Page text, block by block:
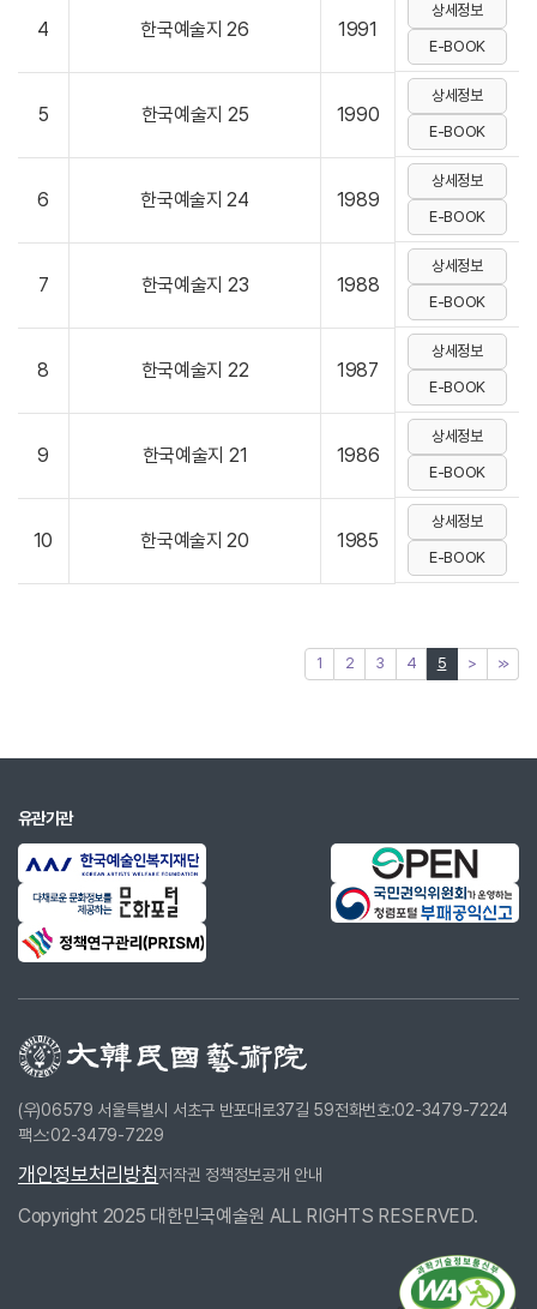
4 한국예술지 26 1991
상세정보
E-BOOK
5 한국예술지 25 1990
상세정보
E-BOOK
6 한국예술지 24 1989
상세정보
E-BOOK
7 한국예술지 23 1988
상세정보
E-BOOK
8 한국예술지 22 1987
상세정보
E-BOOK
9 한국예술지 21 1986
상세정보
E-BOOK
10 한국예술지 20 1985
상세정보
E-BOOK
1 2 3 4 5 > ≫
유관기관
(우)06579 서울특별시 서초구 반포대로37길 59전화번호:02-3479-7224
팩스:02-3479-7229
개인정보처리방침저작권 정책정보공개 안내
Copyright 2025 대한민국예술원 ALL RIGHTS RESERVED.